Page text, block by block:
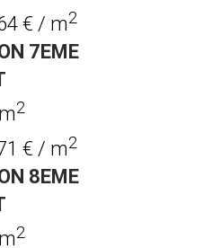
€ / m2
7EME
2
€ / m2
8EME
2